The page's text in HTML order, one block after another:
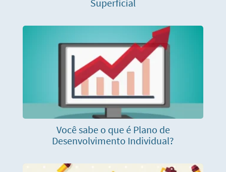
Superficial
Você sabe o que é Plano de
Desenvolvimento Individual?